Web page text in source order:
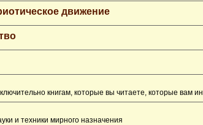
движение
книгам, которые вы читаете, которые вам
и техники мирного назначения